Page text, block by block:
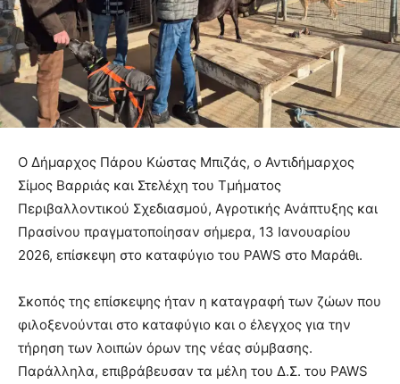
Ο Δήμαρχος Πάρου Κώστας Μπιζάς, ο Αντιδήμαρχος
Σίμος Βαρριάς και Στελέχη του Τμήματος
Περιβαλλοντικού Σχεδιασμού, Αγροτικής Ανάπτυξης και
Πρασίνου πραγματοποίησαν σήμερα, 13 Ιανουαρίου
2026, επίσκεψη στο καταφύγιο του PAWS στο Μαράθι.
Σκοπός της επίσκεψης ήταν η καταγραφή των ζώων που
φιλοξενούνται στο καταφύγιο και ο έλεγχος για την
τήρηση των λοιπών όρων της νέας σύμβασης.
Παράλληλα, επιβράβευσαν τα μέλη του Δ.Σ. του PAWS